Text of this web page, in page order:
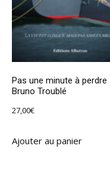
Pas une minute à perdre
Bruno Troublé
27,00€
Ajouter au panier